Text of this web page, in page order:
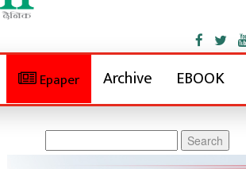
Epaper Archive EBOOK
for: